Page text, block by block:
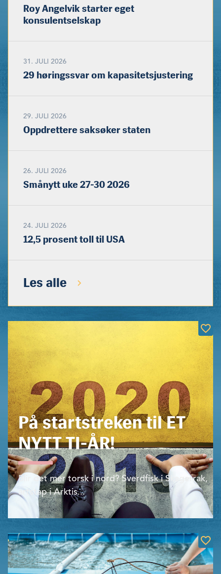
Roy Angelvik starter eget
konsulentselskap
31. JULI 2026
29 høringssvar om kapasitetsjustering
29. JULI 2026
Oppdrettere saksøker staten
26. JULI 2026
Smånytt uke 27-30 2026
24. JULI 2026
12,5 prosent toll til USA
Les alle
På startstreken til ET
NYTT TI-ÅR!
Blir det mer torsk i nord? Sverdfisk i Skagerrak,
artstap i Arktis...